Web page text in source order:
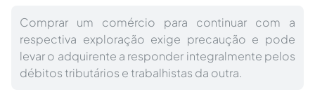
Comprar um comércio para continuar com a
respectiva exploração exige precaução e pode
levar o adquirente a responder integralmente pelos
débitos tributários e trabalhistas da outra.